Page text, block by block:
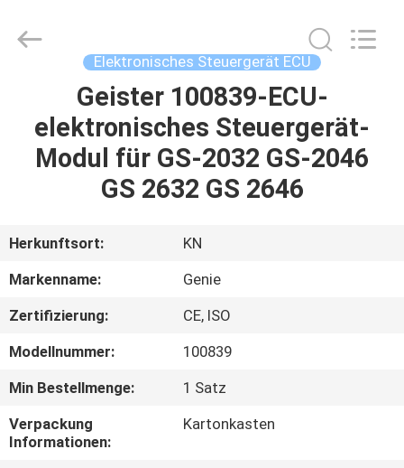
PRODUKTE
ÜBER
FABRIK-
AUSFLUG
QUALITÄTSKONTROLLE
Rights
Elektronisches Steuergerät ECU
Geister 100839-ECU-
elektronisches Steuergerät-
Modul für GS-2032 GS-2046
GS 2632 GS 2646
Herkunftsort:
KN
Markenname:
Genie
Zertifizierung:
CE, ISO
Modellnummer:
100839
Min Bestellmenge:
1 Satz
Verpackung
Informationen:
Kartonkasten